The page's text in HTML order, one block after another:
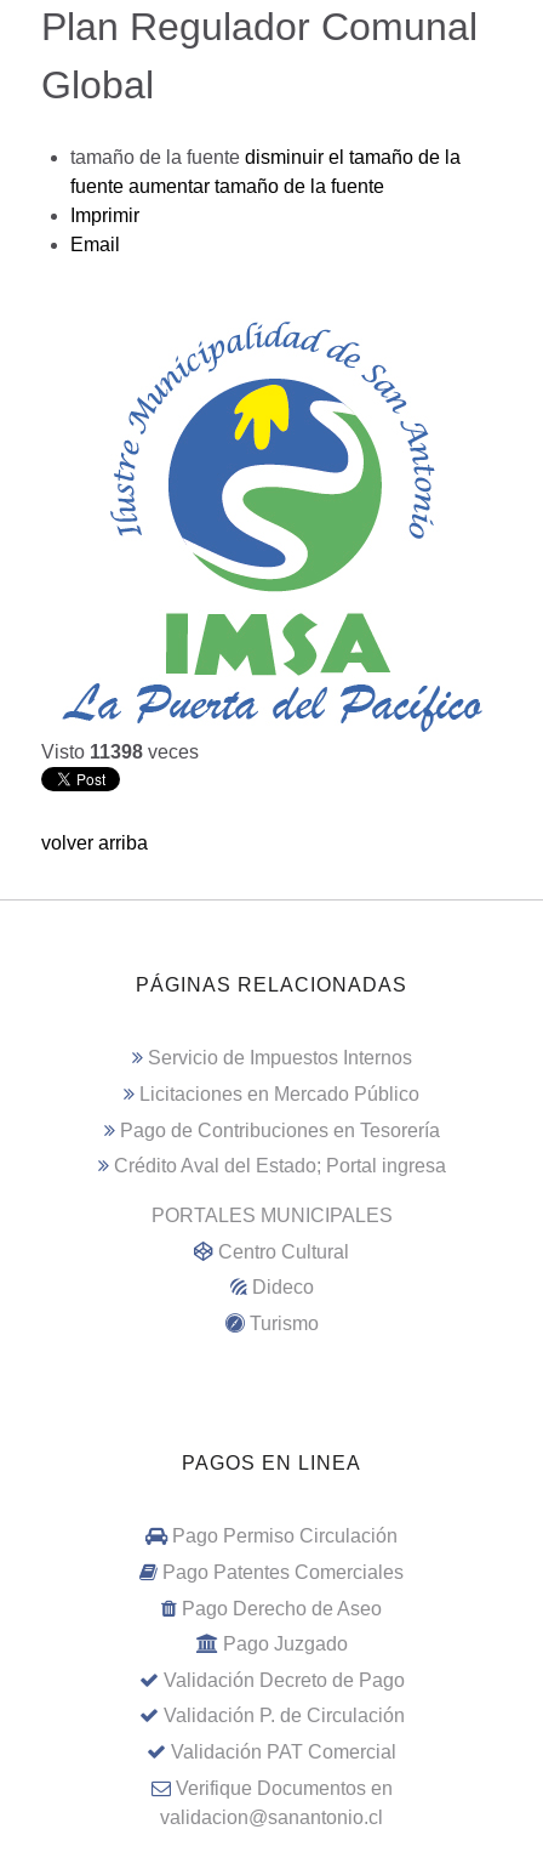
Plan Regulador Comunal
Global
tamaño de la fuente disminuir el tamaño de la
fuente aumentar tamaño de la fuente
Imprimir
Email
Visto 11398 veces
volver arriba
PÁGINAS RELACIONADAS
Servicio de Impuestos Internos
Licitaciones en Mercado Público
Pago de Contribuciones en Tesorería
Crédito Aval del Estado; Portal ingresa
PORTALES MUNICIPALES
Centro Cultural
Dideco
Turismo
PAGOS EN LINEA
Pago Permiso Circulación
Pago Patentes Comerciales
Pago Derecho de Aseo
Pago Juzgado
Validación Decreto de Pago
Validación P. de Circulación
Validación PAT Comercial
Verifique Documentos en
validacion@sanantonio.cl